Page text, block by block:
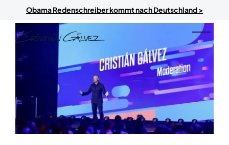
Skip to main content
Obama Redenschreiber kommt nach Deutschland >